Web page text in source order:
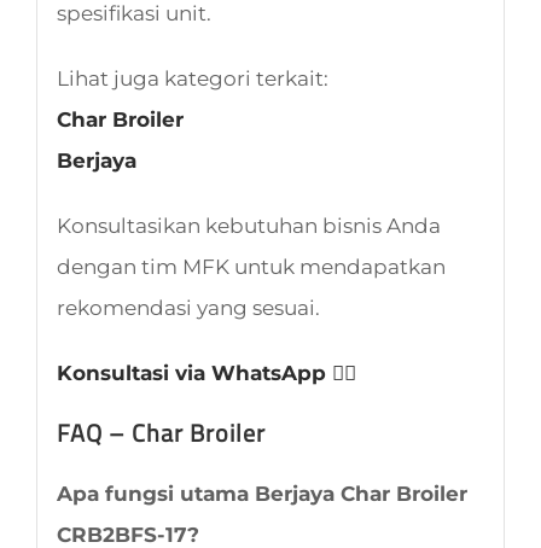
spesifikasi unit.
Lihat juga kategori terkait:
Char Broiler
Berjaya
Konsultasikan kebutuhan bisnis Anda
dengan tim MFK untuk mendapatkan
rekomendasi yang sesuai.
Konsultasi via WhatsApp 👈🏻
FAQ – Char Broiler
Apa fungsi utama Berjaya Char Broiler
CRB2BFS-17?